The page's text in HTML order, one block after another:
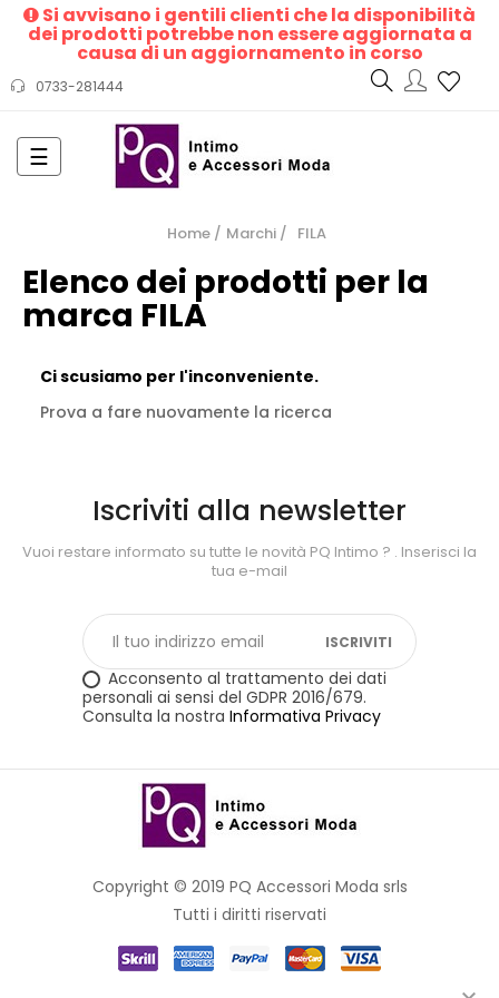
0733-281444
Si avvisano i gentili clienti che la disponibilità
dei prodotti potrebbe non essere aggiornata a
causa di un aggiornamento in corso
navigazione
Toggle
☰
Home Marchi FILA
Elenco dei prodotti per la
marca FILA
Ci scusiamo per l'inconveniente.
Prova a fare nuovamente la ricerca
Iscriviti alla newsletter
Vuoi restare informato su tutte le novità PQ Intimo ? . Inserisci la
tua e-mail
ISCRIVITI
Acconsento al trattamento dei dati
personali ai sensi del GDPR 2016/679.
Consulta la nostra Informativa Privacy
Copyright © 2019 PQ Accessori Moda srls
Tutti i diritti riservati